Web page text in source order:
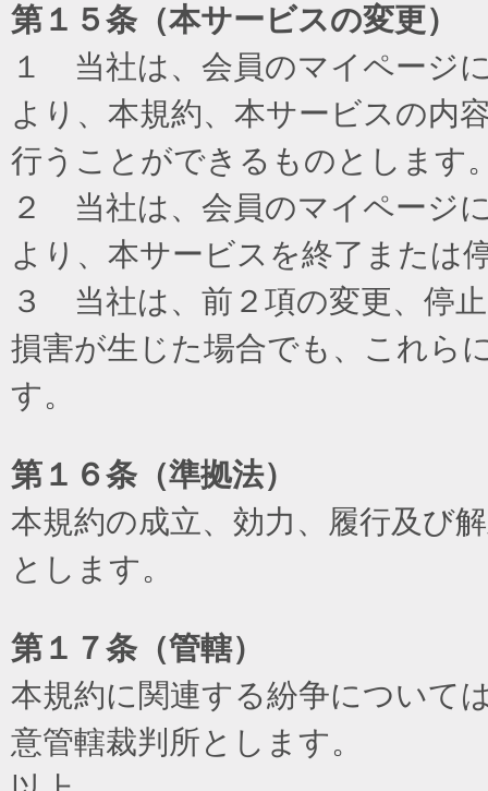
第１５条（本サービスの変更）
１ 当社は、会員のマイページ
より、本規約、本サービスの内
行うことができるものとします
２ 当社は、会員のマイページ
より、本サービスを終了または
３ 当社は、前２項の変更、停
損害が生じた場合でも、これら
す。
第１６条（準拠法）
本規約の成立、効力、履行及び
とします。
第１７条（管轄）
本規約に関連する紛争について
意管轄裁判所とします。